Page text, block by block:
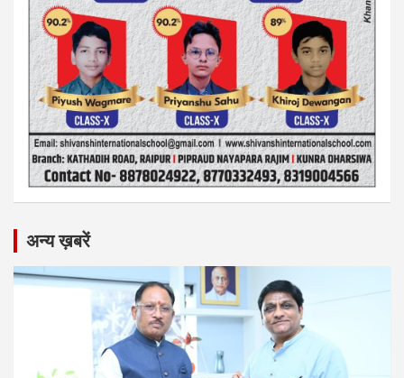
अन्य ख़बरें